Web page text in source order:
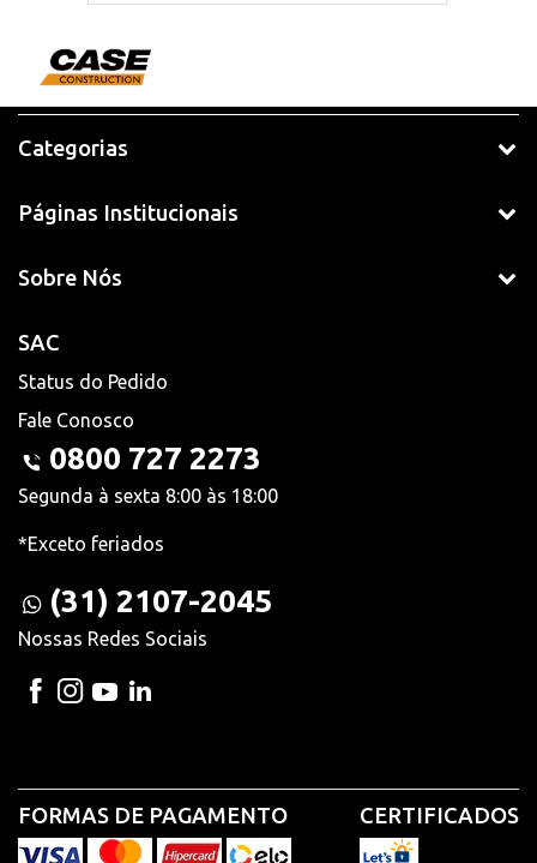
Categorias
Páginas Institucionais
Sobre Nós
SAC
Status do Pedido
Fale Conosco
0800 727 2273
Segunda à sexta 8:00 às 18:00
*Exceto feriados
(31) 2107-2045
Nossas Redes Sociais
FORMAS DE PAGAMENTO CERTIFICADOS